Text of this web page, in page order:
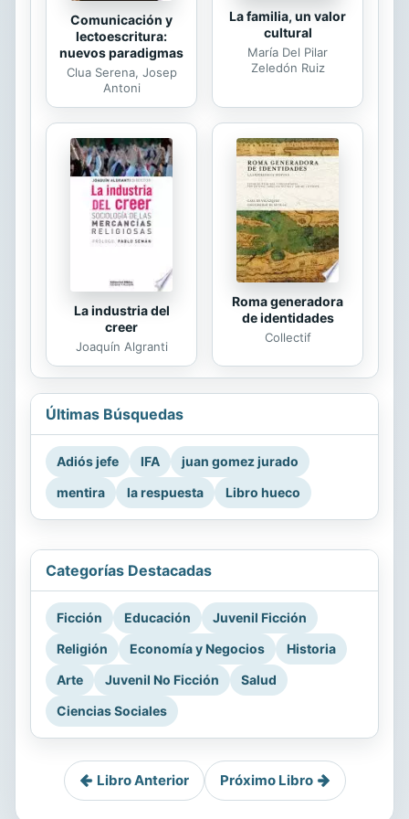
Comunicación y
lectoescritura:
nuevos paradigmas
Clua Serena, Josep
Antoni
La familia, un valor
cultural
María Del Pilar
Zeledón Ruiz
La industria del
creer
Joaquín Algranti
Roma generadora
de identidades
Collectif
Últimas Búsquedas
Adiós jefe IFA
juan gomez jurado
mentira
la respuesta Libro hueco
Categorías Destacadas
Ficción Educación
Juvenil Ficción
Religión
Economía y Negocios
Historia
Arte
Juvenil No Ficción
Salud
Ciencias Sociales
Libro Anterior Próximo Libro